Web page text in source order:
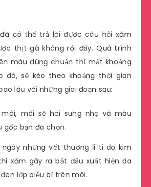
có thể trả lời được câu hỏi xăm
thịt gà không rồi đấy. Quá trình
màu đúng chuẩn thì mất khoảng
đó, sẽ kéo theo khoảng thời gian
lâu với những giai đoạn sau:
môi sẽ hơi sưng nhẹ và màu
gốc bạn đã chọn.
ngày những vết thương li ti do kim
xăm gây ra bắt đầu xuất hiện da
lớp biểu bì trên môi.